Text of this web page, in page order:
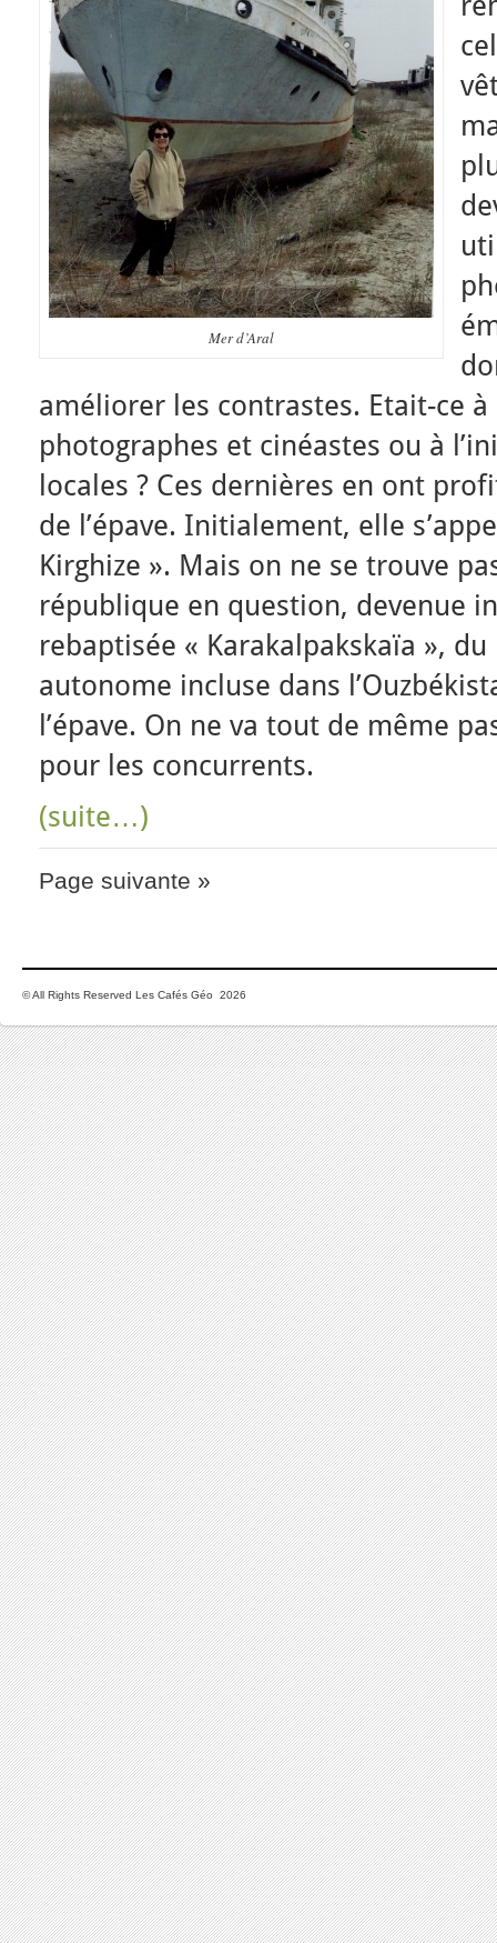
Mer d’Aral
améliorer les contrastes. Etait-ce
photographes et cinéastes ou à
locales ? Ces dernières en ont
de l’épave. Initialement, elle
Kirghize ». Mais on ne se trouve
république en question, devenue
rebaptisée « Karakalpakskaïa »,
autonome incluse dans
l’épave. On ne va tout de même
pour les concurrents.
(suite…)
Page suivante »
© All Rights Reserved Les Cafés Géo 2026